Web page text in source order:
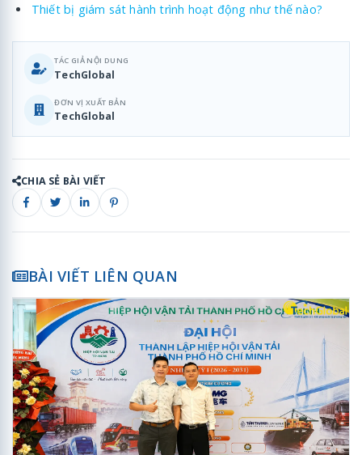
Thiết bị giám sát hành trình hoạt động như thế nào?
TÁC GIẢ NỘI DUNG
TechGlobal
ĐƠN VỊ XUẤT BẢN
TechGlobal
CHIA SẺ BÀI VIẾT
BÀI VIẾT LIÊN QUAN